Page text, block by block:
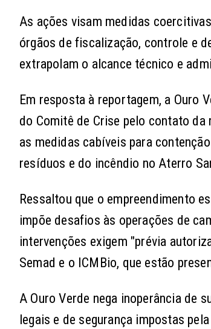
As ações visam medidas
órgãos de fiscalização, controle e
extrapolam o alcance técnico e
Em resposta à reportagem, a Ouro
do Comitê de Crise pelo contato
as medidas cabíveis para
resíduos e do incêndio no Aterro
Ressaltou que o empreendimento
impõe desafios às operações de
intervenções exigem "prévia
Semad e o ICMBio, que estão
A Ouro Verde nega inoperância de
legais e de segurança impostas